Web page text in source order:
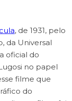
, de 1931, pelo
da Universal
oficial do
no papel
filme que
do